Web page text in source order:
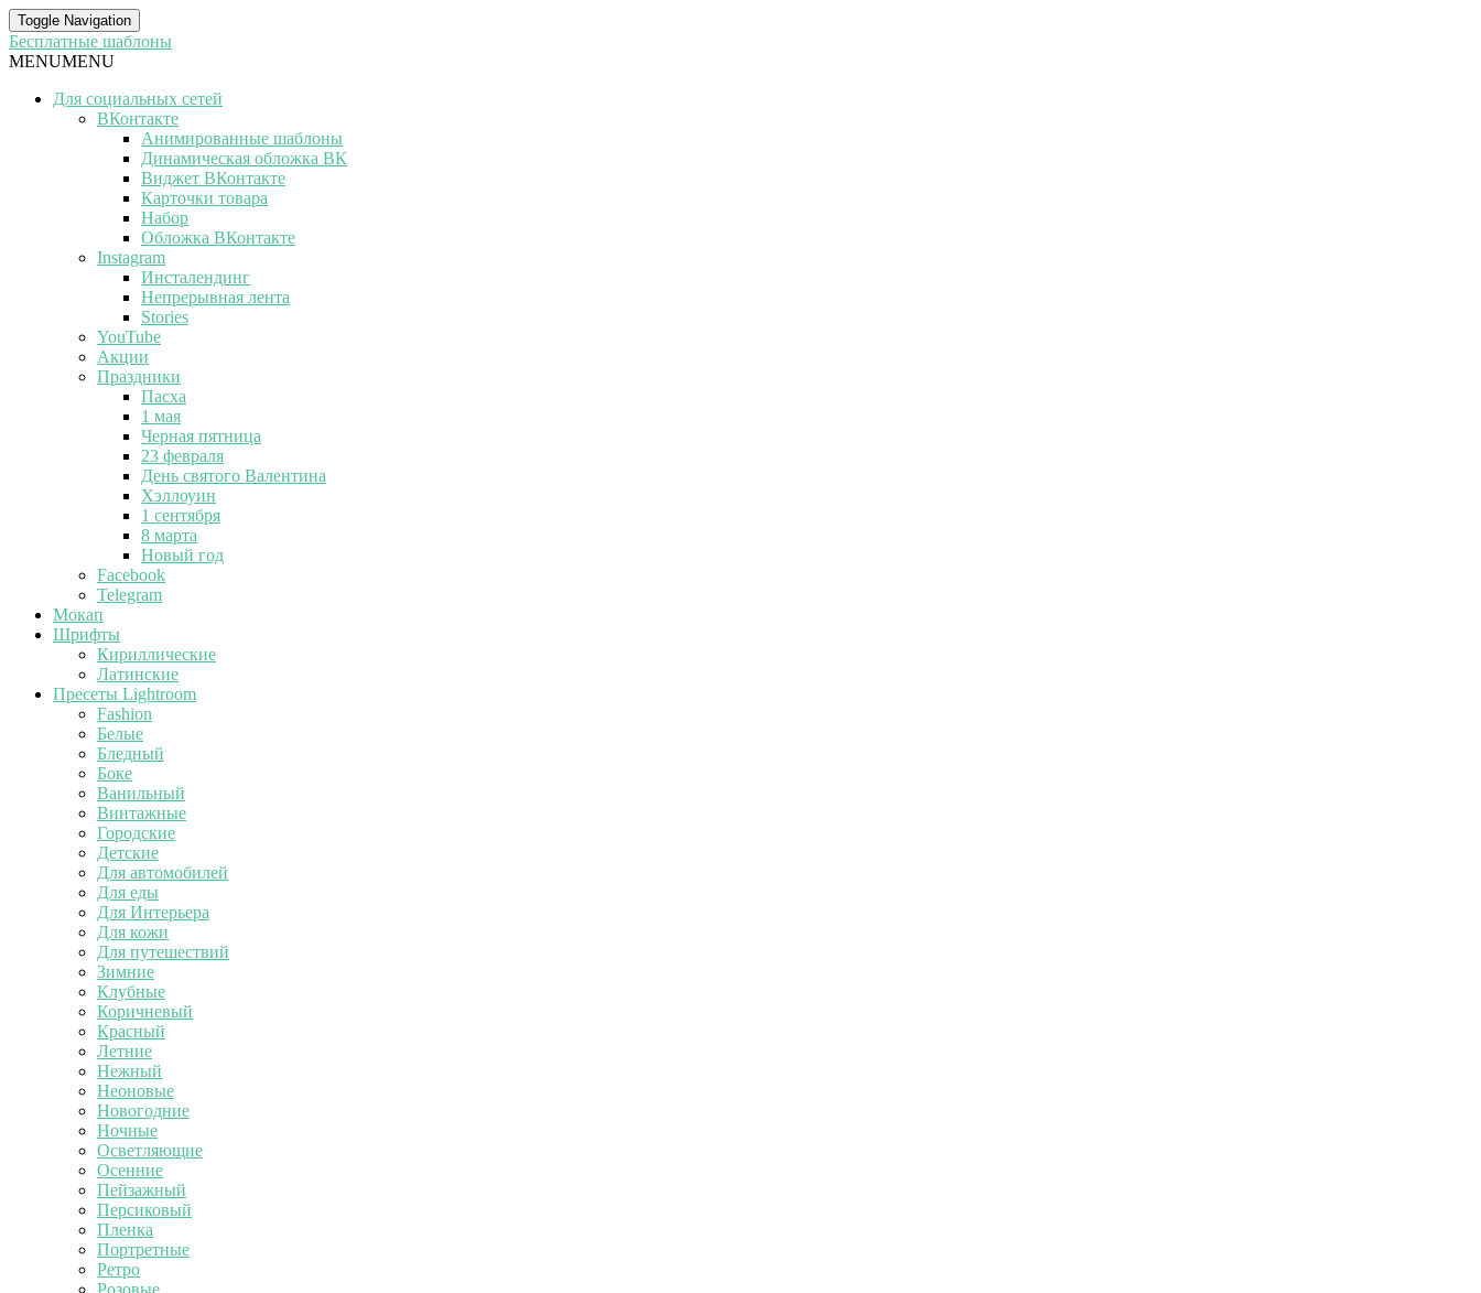
Toggle Navigation
Бесплатные шаблоны
MENUMENU
Для социальных сетей
ВКонтакте
Анимированные шаблоны
Динамическая обложка ВК
Виджет ВКонтакте
Карточки товара
Набор
Обложка ВКонтакте
Instagram
Инсталендинг
Непрерывная лента
Stories
YouTube
Акции
Праздники
Пасха
1 мая
Черная пятница
23 февраля
День святого Валентина
Хэллоуин
1 сентября
8 марта
Новый год
Facebook
Telegram
Мокап
Шрифты
Кириллические
Латинские
Пресеты Lightroom
Fashion
Белые
Бледный
Боке
Ванильный
Винтажные
Городские
Детские
Для автомобилей
Для еды
Для Интерьера
Для кожи
Для путешествий
Зимние
Клубные
Коричневый
Красный
Летние
Нежный
Неоновые
Новогодние
Ночные
Осветляющие
Осенние
Пейзажный
Персиковый
Пленка
Портретные
Ретро
Розовые